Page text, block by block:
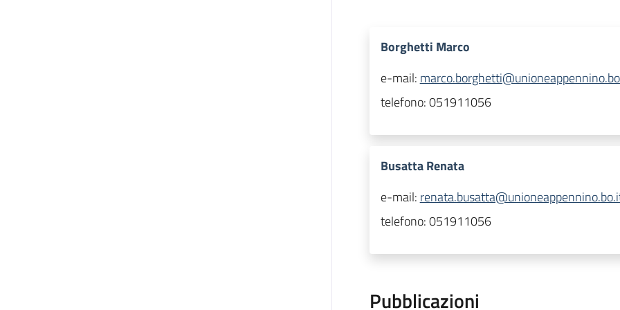
Borghetti Marco
e-mail:
telefono:051911056
Busatta Renata
e-mail:
telefono:051911056
Pubblicazioni